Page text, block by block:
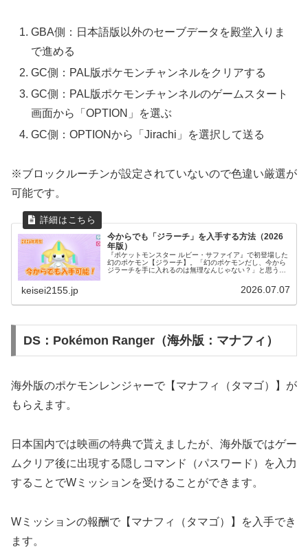
GBA側：日本語版以外のセーブデータを殿堂入りま
で進める
GC側：PAL版ポケモンチャンネルをクリアする
GC側：PAL版ポケモンチャンネルのゲームスタート
画面から「OPTION」を選ぶ
GC側：OPTIONから「Jirachi」を選択して送る
※ブロックルーチンが設定されていないので色違い厳選が
可能です。
今からでも「ジラーチ」を入手する方法（2026
年版）
『ポケットモンスター ルビー・サファイア』で初登場した
幻のポケモン【ジラーチ】。「幻のポケモンだし、今から
ジラーチを手に入れるのは無理なんじゃない？」と思う方
keisei2155.jp 2026.07.07
DS：Pokémon Ranger（海外版：マナフィ）
海外版のポケモンレンジャーで【マナフィ（タマゴ）】が
もらえます。
日本国内では映画の特典で貰えましたが、海外版ではゲー
ムクリア後に出現する隠しコマンド（パスワード）を入力
することでWミッションを受けることができます。
Wミッションの報酬で【マナフィ（タマゴ）】を入手でき
ます。